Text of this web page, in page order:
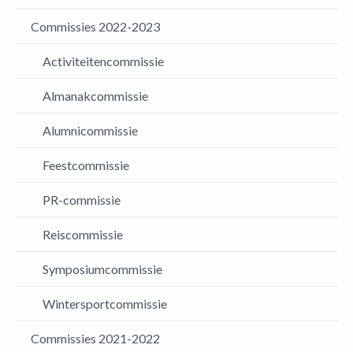
Commissies 2022-2023
Activiteitencommissie
Almanakcommissie
Alumnicommissie
Feestcommissie
PR-commissie
Reiscommissie
Symposiumcommissie
Wintersportcommissie
Commissies 2021-2022